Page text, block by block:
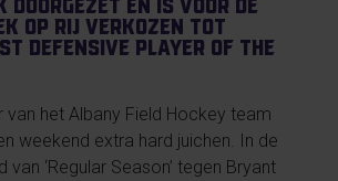
doorgezet en is voor de
op rij verkozen tot
Defensive Player of the
van het Albany Field Hockey team
weekend extra hard juichen. In de
‘Regular Season’ tegen Bryant